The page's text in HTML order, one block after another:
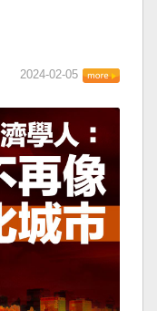
2024-02-05